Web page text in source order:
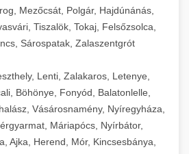
Mezőcsát, Polgár, Hajdúnánás,
Tiszalök, Tokaj, Felsőzsolca,
Sárospatak, Zalaszentgrót
Lenti, Zalakaros, Letenye,
Böhönye, Fonyód, Balatonlelle,
Vásárosnamény, Nyíregyháza,
Máriapócs, Nyírbátor,
Ajka, Herend, Mór, Kincsesbánya,